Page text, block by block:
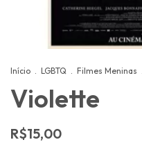
Início . LGBTQ . Filmes Meninas
Violette
R$15,00